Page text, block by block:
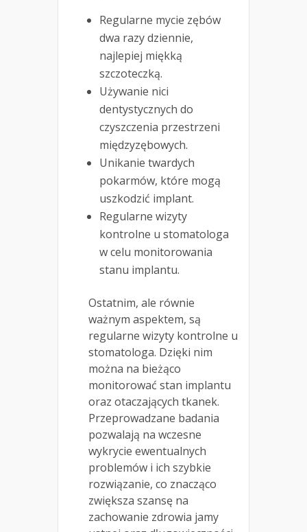
Regularne mycie zębów
dwa razy dziennie,
najlepiej miękką
szczoteczką.
Używanie nici
dentystycznych do
czyszczenia przestrzeni
międzyzębowych.
Unikanie twardych
pokarmów, które mogą
uszkodzić implant.
Regularne wizyty
kontrolne u stomatologa
w celu monitorowania
stanu implantu.
Ostatnim, ale równie
ważnym aspektem, są
regularne wizyty kontrolne u
stomatologa. Dzięki nim
można na bieżąco
monitorować stan implantu
oraz otaczających tkanek.
Przeprowadzane badania
pozwalają na wczesne
wykrycie ewentualnych
problemów i ich szybkie
rozwiązanie, co znacząco
zwiększa szansę na
zachowanie zdrowia jamy